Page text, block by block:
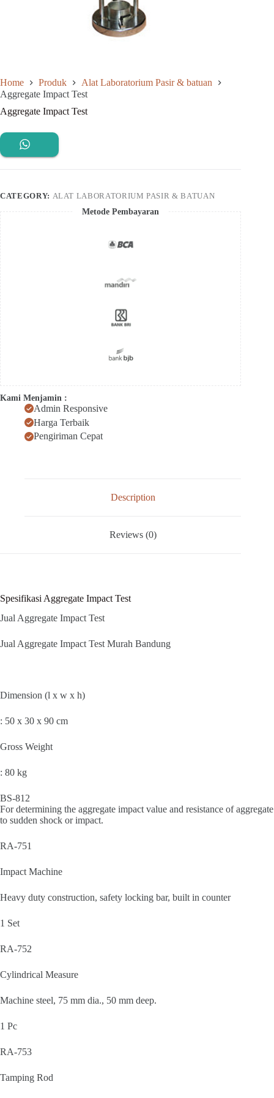
Home Produk
Alat Laboratorium Pasir & batuan
Aggregate Impact Test
Aggregate Impact Test
CATEGORY: ALAT LABORATORIUM PASIR & BATUAN
Metode Pembayaran
Kami Menjamin :
Admin Responsive
Harga Terbaik
Pengiriman Cepat
Description
Reviews (0)
Spesifikasi Aggregate Impact Test
Jual Aggregate Impact Test
Jual Aggregate Impact Test Murah Bandung
Dimension (l x w x h)
: 50 x 30 x 90 cm
Gross Weight
: 80 kg
BS-812
For determining the aggregate impact value and resistance of aggregate
to sudden shock or impact.
RA-751
Impact Machine
Heavy duty construction, safety locking bar, built in counter
1 Set
RA-752
Cylindrical Measure
Machine steel, 75 mm dia., 50 mm deep.
1 Pc
RA-753
Tamping Rod